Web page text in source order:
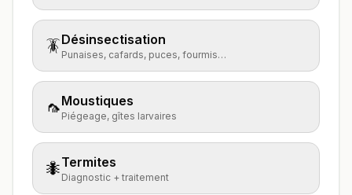
🪳Désinsectisation
Punaises, cafards, puces, fourmis…
🦟Moustiques
Piégeage, gîtes larvaires
🐜Termites
Diagnostic + traitement